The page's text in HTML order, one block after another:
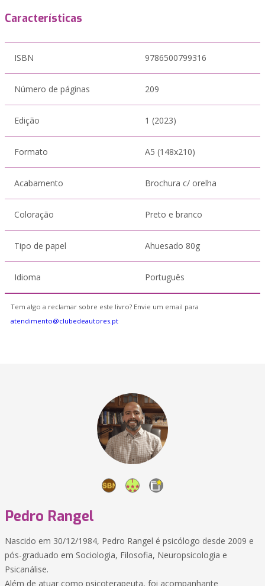
Características
ISBN 9786500799316
Número de páginas 209
Edição 1 (2023)
Formato A5 (148x210)
Acabamento Brochura c/ orelha
Coloração Preto e branco
Tipo de papel Ahuesado 80g
Idioma Português
Tem algo a reclamar sobre este livro? Envie um email para
atendimento@clubedeautores.pt
Pedro Rangel
Nascido em 30/12/1984, Pedro Rangel é psicólogo desde 2009 e
pós-graduado em Sociologia, Filosofia, Neuropsicologia e
Psicanálise.
​Além de atuar como psicoterapeuta, foi acompanhante